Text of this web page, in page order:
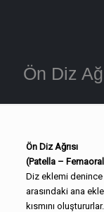
Ön Diz
Ön Diz Ağrısı
(Patella – Femaoral
Diz eklemi
arasındaki ana
kısmını